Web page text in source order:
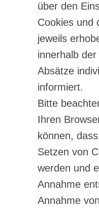
über den
Cookies und
jeweils
innerhalb
Absätze
informiert.
Bitte
Ihren
können,
Setzen von
werden und
Annahme
Annahme